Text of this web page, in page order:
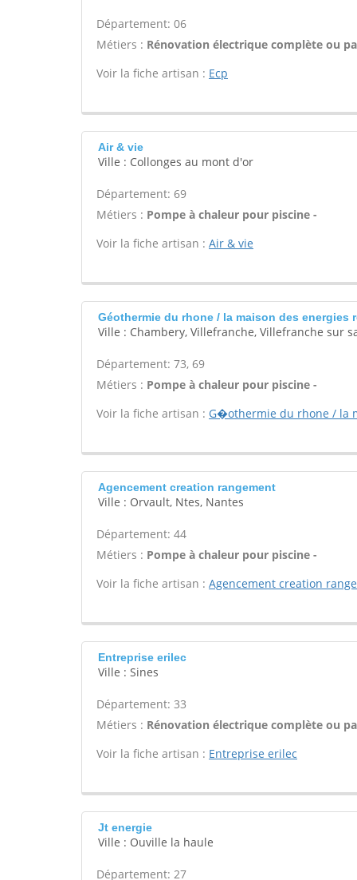
Département: 06
Métiers : Rénovation électrique complète ou
Voir la fiche artisan : Ecp
Air & vie
Ville : Collonges au mont d'or
Département: 69
Métiers : Pompe à chaleur pour piscine -
Voir la fiche artisan : Air & vie
Géothermie du rhone / la maison des energies
Ville : Chambery, Villefranche, Villefranche sur
Département: 73, 69
Métiers : Pompe à chaleur pour piscine -
Voir la fiche artisan : G�othermie du rhone / la
Agencement creation rangement
Ville : Orvault, Ntes, Nantes
Département: 44
Métiers : Pompe à chaleur pour piscine -
Voir la fiche artisan : Agencement creation
Entreprise erilec
Ville : Sines
Département: 33
Métiers : Rénovation électrique complète ou
Voir la fiche artisan : Entreprise erilec
Jt energie
Ville : Ouville la haule
Département: 27